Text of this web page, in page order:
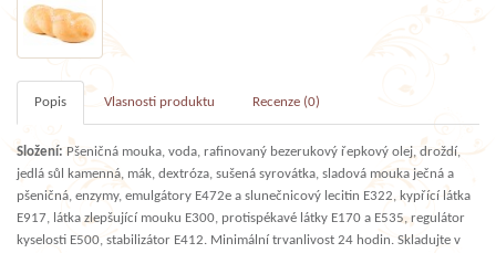
Popis Vlasnosti produktu Recenze (0)
Složení: Pšeničná mouka, voda, rafinovaný bezerukový řepkový olej, droždí,
jedlá sůl kamenná, mák, dextróza, sušená syrovátka, sladová mouka ječná a
pšeničná, enzymy, emulgátory E472e a slunečnicový lecitin E322, kypřící látka
E917, látka zlepšující mouku E300, protispékavé látky E170 a E535, regulátor
kyselosti E500, stabilizátor E412. Minimální trvanlivost 24 hodin. Skladujte v